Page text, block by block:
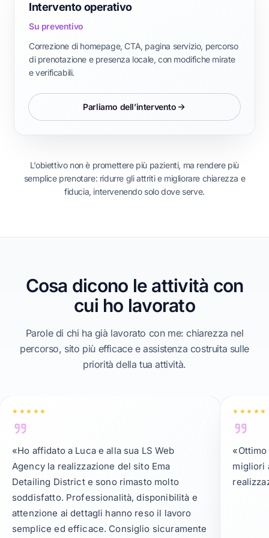
Intervento operativo
Su preventivo
Correzione di homepage, CTA, pagina servizio, percorso
di prenotazione e presenza locale, con modifiche mirate
e verificabili.
Parliamo dell’intervento
L’obiettivo non è promettere più pazienti, ma rendere più
semplice prenotare: ridurre gli attriti e migliorare chiarezza e
fiducia, intervenendo solo dove serve.
Cosa dicono le attività con
cui ho lavorato
Parole di chi ha già lavorato con me: chiarezza nel
percorso, sito più efficace e assistenza costruita sulle
priorità della tua attività.
«Ho affidato a Luca e alla sua LS Web
Agency la realizzazione del sito Ema
Detailing District e sono rimasto molto
soddisfatto. Professionalità, disponibilità e
attenzione ai dettagli hanno reso il lavoro
semplice ed efficace. Consiglio sicuramente
migliori